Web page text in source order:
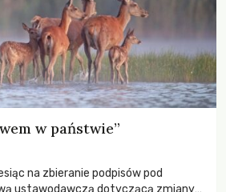
w państwie”
na zbieranie podpisów pod
ustawodawczą dotyczącą zmiany